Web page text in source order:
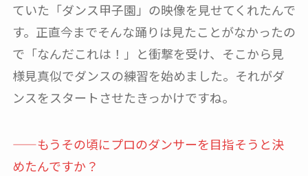
ていた「ダンス甲子園」の映像を見せてくれたんで
す。正直今までそんな踊りは見たことがなかったの
で「なんだこれは！」と衝撃を受け、そこから見
様見真似でダンスの練習を始めました。それがダ
ンスをスタートさせたきっかけですね。
——もうその頃にプロのダンサーを目指そうと決
めたんですか？